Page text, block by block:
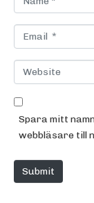
a
m
e
*
m
a
i
l
e
b
e
Spara mitt
webbläsare till
Submit